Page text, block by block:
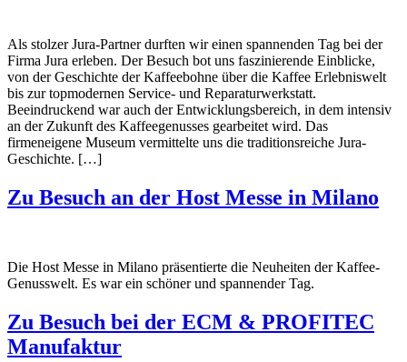
Als stolzer Jura-Partner durften wir einen spannenden Tag bei der
Firma Jura erleben. Der Besuch bot uns faszinierende Einblicke,
von der Geschichte der Kaffeebohne über die Kaffee Erlebniswelt
bis zur topmodernen Service- und Reparaturwerkstatt.
Beeindruckend war auch der Entwicklungsbereich, in dem intensiv
an der Zukunft des Kaffeegenusses gearbeitet wird. Das
firmeneigene Museum vermittelte uns die traditionsreiche Jura-
Geschichte. […]
Zu Besuch an der Host Messe in Milano
Die Host Messe in Milano präsentierte die Neuheiten der Kaffee-
Genusswelt. Es war ein schöner und spannender Tag.
Zu Besuch bei der ECM & PROFITEC
Manufaktur